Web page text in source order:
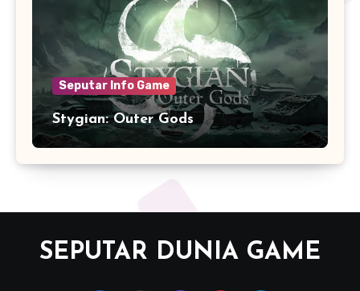
Seputar Info Game
Stygian: Outer Gods
SEPUTAR DUNIA GAME